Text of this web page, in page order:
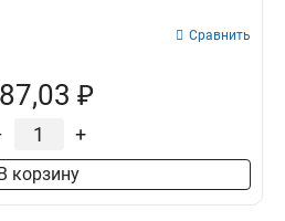
Сравнить
₽
+
корзину